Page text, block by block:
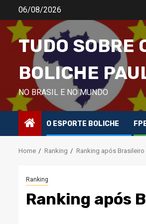
content
06/08/2026
TUDO SOBRE
BOLICHE
NO BRASIL E NO MUNDO
O ESPORTE BOLICHE
Home Ranking Ranking após Brasileiro
Ranking
Ranking após